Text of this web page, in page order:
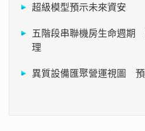
超級模型預示未來資安
五階段串聯機房生命週期
理
異質設備匯聚營運視圖